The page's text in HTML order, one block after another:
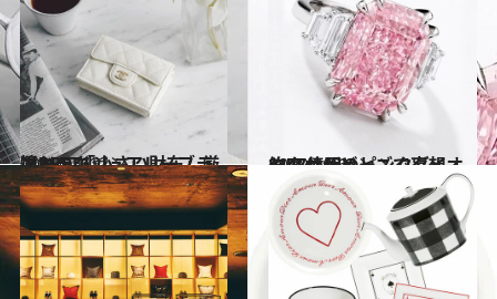
2018.11.12
憧れラグジュアリーブランドの 「小さい財布」厳選BEST6
ファッション 2019.10.6
約27億円のピンクダイヤ!? サザビーズで妄想オークション
ファッション